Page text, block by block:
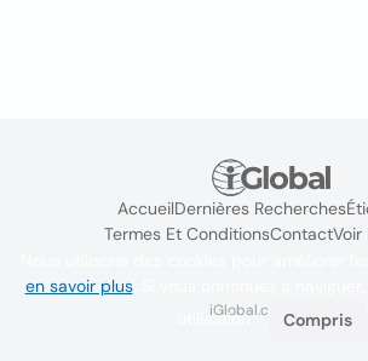
AccueilDernières Recherches
Termes Et ConditionsContactVoir
iGlobal.co @ 2024
en savoir plus. Si vous continuez à
utilisation.
Compris